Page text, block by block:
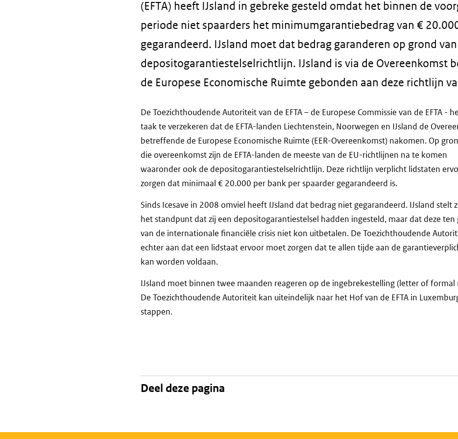
(EFTA) heeft IJsland in gebreke gesteld omdat het binnen de
periode niet spaarders het minimumgarantiebedrag van €
gegarandeerd. IJsland moet dat bedrag garanderen op grond
depositogarantiestelselrichtlijn. IJsland is via de Overeenkomst
de Europese Economische Ruimte gebonden aan deze richtlijn
De Toezichthoudende Autoriteit van de EFTA – de Europese Commissie van de EFTA -
taak te verzekeren dat de EFTA-landen Liechtenstein, Noorwegen en IJsland de
betreffende de Europese Economische Ruimte (EER-Overeenkomst) nakomen. Op
die overeenkomst zijn de EFTA-landen de meeste van de EU-richtlijnen na te komen
waaronder ook de depositogarantiestelselrichtlijn. Deze richtlijn verplicht lidstaten
zorgen dat minimaal € 20.000 per bank per spaarder gegarandeerd is.
Sinds Icesave in 2008 omviel heeft IJsland dat bedrag niet gegarandeerd. IJsland stelt
het standpunt dat zij een depositogarantiestelsel hadden ingesteld, maar dat deze ten
van de internationale financiële crisis niet kon uitbetalen. De Toezichthoudende
echter aan dat een lidstaat ervoor moet zorgen dat te allen tijde aan de
kan worden voldaan.
IJsland moet binnen twee maanden reageren op de ingebrekestelling (letter of formal
De Toezichthoudende Autoriteit kan uiteindelijk naar het Hof van de EFTA in
stappen.
Deel deze pagina